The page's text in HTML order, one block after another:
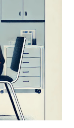
言葉の受容と表
スキルと処理速
という問題提起
同じようなパタ
考えたことがあ
もう考えてるだ
と思う。という
って、（文字と
替えながら作業